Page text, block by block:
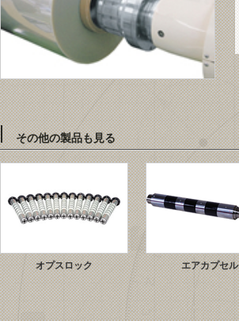
その他の製品も見る
オプスロック エアカプセル